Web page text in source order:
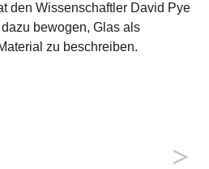
den Wissenschaftler David Pye
bewogen, Glas als
zu beschreiben.